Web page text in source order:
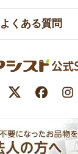
よくある質問